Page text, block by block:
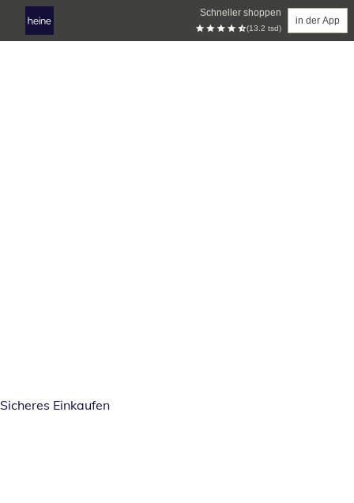
Schneller shoppen
(13.2 tsd)
in der App
Sicheres Einkaufen